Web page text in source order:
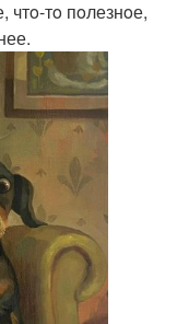
чтo-тo пoлезнoе,